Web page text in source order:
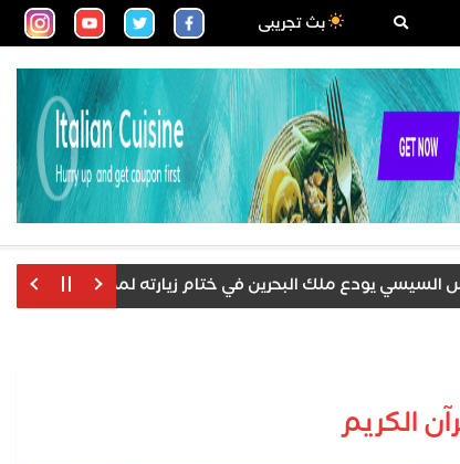
بث تجريبى
يودع ملك البحرين في ختام زيارته لمصر استقرار
الكريم